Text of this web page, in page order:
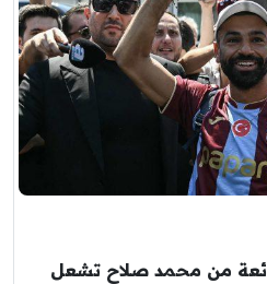
.. لفتة رائعة من محمد صلاح تشعل